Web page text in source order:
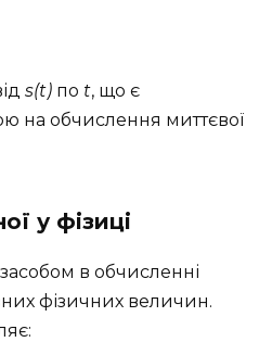
s(t) по t, що є
на обчислення миттєвої
у фізиці
в обчисленні
фізичних величин.